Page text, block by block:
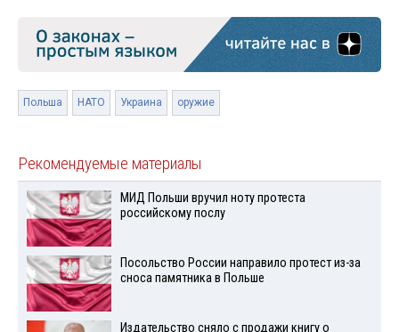
Польша НАТО Украина оружие
Рекомендуемые материалы
МИД Польши вручил ноту протеста
российскому послу
Посольство России направило протест из-за
сноса памятника в Польше
Издательство сняло с продажи книгу о